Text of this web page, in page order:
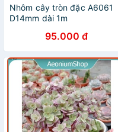
Nhôm cây tròn đặc A6061
D14mm dài 1m
95.000 đ